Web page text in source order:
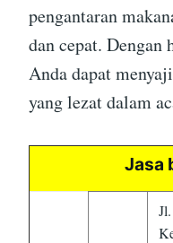
pengantaran
dan cepat. Dengan
Anda dapat
yang lezat dalam
Jasa